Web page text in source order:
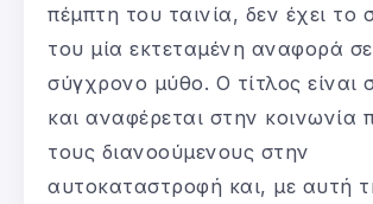
πέμπτη του ταινία, δεν έχει το
του μία εκτεταμένη αναφορά
σύγχρονο μύθο. Ο τίτλος είναι
και αναφέρεται στην κοινωνία
τους διανοούμενους στην
αυτοκαταστροφή και, με αυτή